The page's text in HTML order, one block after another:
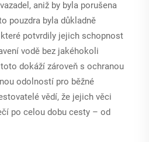
aniž by byla porušena
pouzdra byla důkladně
potvrdily jejich schopnost
vodě bez jakéhokoli
dokáží zároveň s ochranou
odolností pro běžné
vědí, že jejich věci
po celou dobu cesty – od